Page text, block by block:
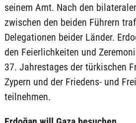
seinem Amt. Nach den
zwischen den beiden Führern
Delegationen beider Länder.
den Feierlichkeiten und
37. Jahrestages der türkischen
Zypern und der Friedens- und
teilnehmen.